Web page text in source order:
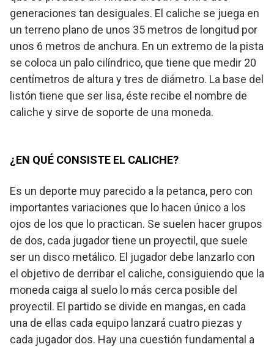
generaciones tan desiguales. El caliche se juega en
un terreno plano de unos 35 metros de longitud por
unos 6 metros de anchura. En un extremo de la pista
se coloca un palo cilíndrico, que tiene que medir 20
centímetros de altura y tres de diámetro. La base del
listón tiene que ser lisa, éste recibe el nombre de
caliche y sirve de soporte de una moneda.
¿EN QUÉ CONSISTE EL CALICHE?
Es un deporte muy parecido a la petanca, pero con
importantes variaciones que lo hacen único a los
ojos de los que lo practican. Se suelen hacer grupos
de dos, cada jugador tiene un proyectil, que suele
ser un disco metálico. El jugador debe lanzarlo con
el objetivo de derribar el caliche, consiguiendo que la
moneda caiga al suelo lo más cerca posible del
proyectil. El partido se divide en mangas, en cada
una de ellas cada equipo lanzará cuatro piezas y
cada jugador dos. Hay una cuestión fundamental a